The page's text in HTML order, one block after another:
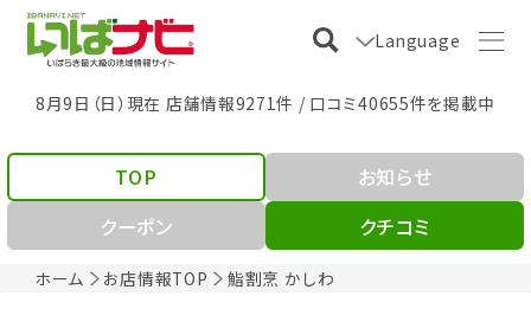
Language
8月9日（日）現在 店舗情報9271件 / 口コミ40655件を掲載中
ホーム お店情報TOP 鮨割烹 かしわ
TOP
お知らせ
クーポン
クチコミ